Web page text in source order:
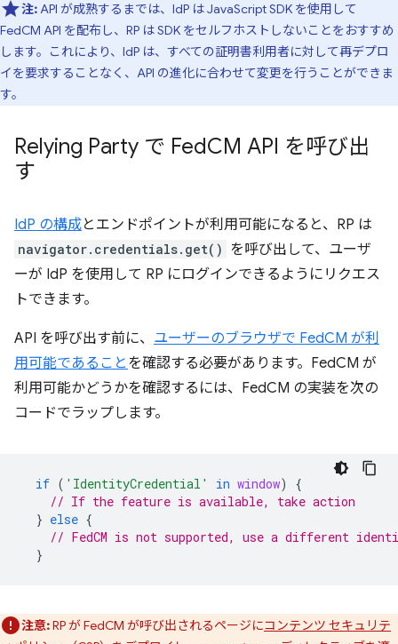
注:API が成熟するまでは、IdP は JavaScript SDK を使用して
FedCM API を配布し、RP は SDK をセルフホストしないことをおすすめ
します。これにより、IdP は、すべての証明書利用者に対して再デプロ
イを要求することなく、API の進化に合わせて変更を行うことができま
す。
Relying Party で FedCM API を呼び出
す
IdP の構成とエンドポイントが利用可能になると、RP は
navigator.credentials.get() を呼び出して、ユーザ
ーが IdP を使用して RP にログインできるようにリクエス
トできます。
API を呼び出す前に、 ユーザーのブラウザで FedCM が利
用可能であること を確認する必要があります。FedCM が
利用可能かどうかを確認するには、FedCM の実装を次の
コードでラップします。
if ( 'IdentityCredential' in window)
{
// If the feature is available, take action
} else {
// FedCM is not supported, use a different
}
注意:RP が FedCM が呼び出されるページにコンテンツ セキュリテ